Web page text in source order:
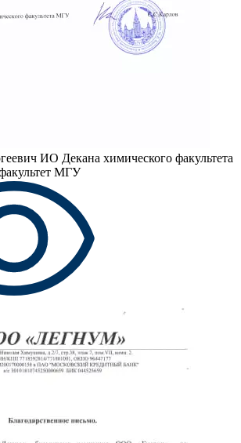
ИО Декана химического факультета
МГУ